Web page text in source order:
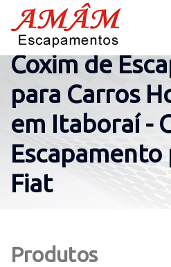
Coxim de
para Carros
em Itaboraí -
Escapamento
Fiat
Produtos